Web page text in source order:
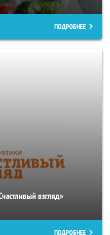
ПОДРОБНЕЕ
взгляд»
ПОДРОБНЕЕ